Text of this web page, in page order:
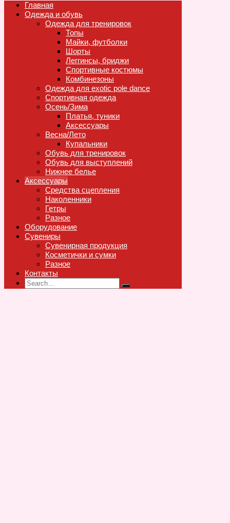
Главная
Одежда и обувь
Одежда для тренировок
Топы
Майки, футболки
Шорты
Леггинсы, бриджи
Спортивные костюмы
Комбинезоны
Одежда для exotic pole dance
Спортивная одежда
Осень/Зима
Платья, туники
Аксессуары
Весна/Лето
Купальники
Обувь для тренировок
Обувь для выступлений
Нижнее белье
Аксессуары
Средства сцепления
Наколенники
Гетры
Разное
Оборудование
Сувениры
Сувенирная продукция
Косметички и сумки
Разное
Контакты